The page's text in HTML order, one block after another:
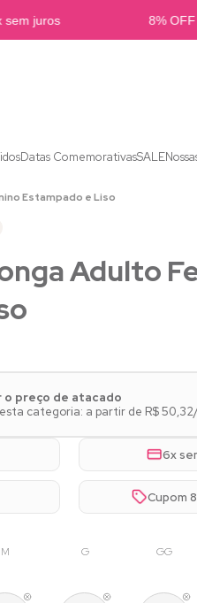
juros 8% OFF
Datas ComemorativasSALE
Estampado e Liso
Adulto
o preço de atacado
categoria: a partir de R$
6x
Cupom
M G GG